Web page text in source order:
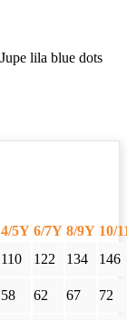
Jupe lila blue dots
4/5Y 6/7Y 8/9Y 10/
110 122 134
146
58 62 67
72